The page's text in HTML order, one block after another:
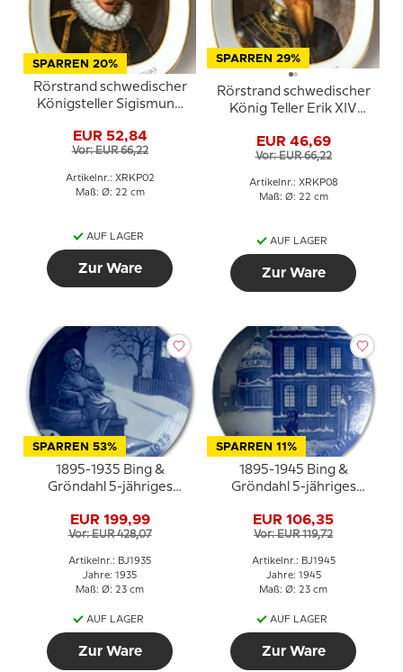
SPARREN 20%
Rörstrand schwedischer
Königsteller Sigismund
EUR 52,84
Vor: EUR 66,22
Artikelnr.: XRKP02
Maß: Ø: 22 cm
AUF LAGER
Zur Ware
SPARREN 29%
Rörstrand schwedischer
König Teller Erik XIV
EUR 46,69
Vor: EUR 66,22
Artikelnr.: XRKP08
Maß: Ø: 22 cm
AUF LAGER
Zur Ware
SPARREN 53%
1895-1935 Bing &
Gröndahl 5-jähriges
EUR 199,99
Vor: EUR 428,07
Artikelnr.: BJ1935
Jahre: 1935
Maß: Ø: 23 cm
AUF LAGER
Zur Ware
SPARREN 11%
1895-1945 Bing &
Gröndahl 5-jähriges
EUR 106,35
Vor: EUR 119,72
Artikelnr.: BJ1945
Jahre: 1945
Maß: Ø: 23 cm
AUF LAGER
Zur Ware